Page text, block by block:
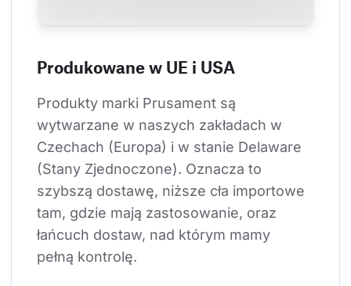
Produkowane w UE i USA
Produkty marki Prusament są
wytwarzane w naszych zakładach w
Czechach (Europa) i w stanie Delaware
(Stany Zjednoczone). Oznacza to
szybszą dostawę, niższe cła importowe
tam, gdzie mają zastosowanie, oraz
łańcuch dostaw, nad którym mamy
pełną kontrolę.